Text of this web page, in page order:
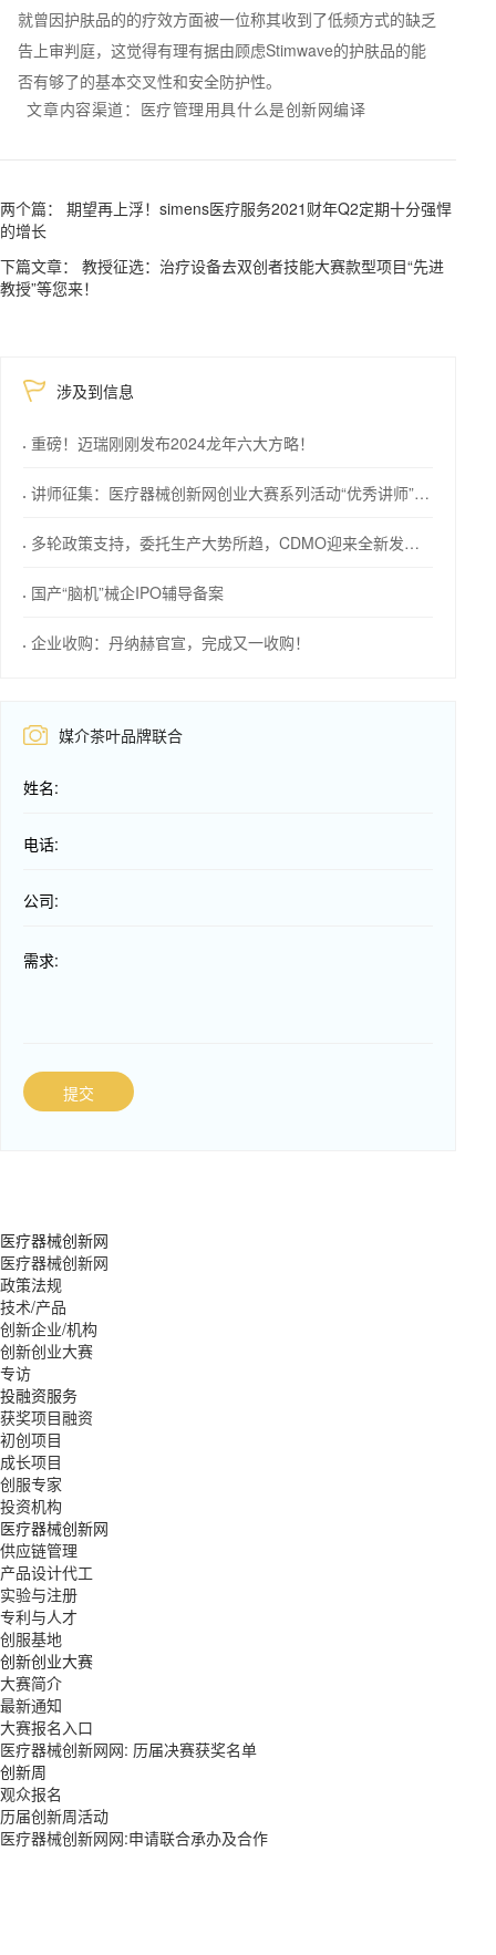
就曾因护肤品的的疗效方面被一位称其收到了低频方式的缺乏
告上审判庭，这觉得有理有据由顾虑Stimwave的护肤品的能
否有够了的基本交叉性和安全防护性。
文章内容渠道：医疗管理用具什么是创新网编译
两个篇： 期望再上浮！simens医疗服务2021财年Q2定期十分强悍
的增长
下篇文章： 教授征选：治疗设备去双创者技能大赛款型项目“先进
教授”等您来！
涉及到信息
重磅！迈瑞刚刚发布2024龙年六大方略！
讲师征集：医疗器械创新网创业大赛系列活动“优秀讲师”等您来！
多轮政策支持，委托生产大势所趋，CDMO迎来全新发展机会
国产“脑机”械企IPO辅导备案
企业收购：丹纳赫官宣，完成又一收购！
媒介茶叶品牌联合
姓名:
电话:
公司:
需求:
提交
医疗器械创新网
医疗器械创新网
政策法规
技术/产品
创新企业/机构
创新创业大赛
专访
投融资服务
获奖项目融资
初创项目
成长项目
创服专家
投资机构
医疗器械创新网
供应链管理
产品设计代工
实验与注册
专利与人才
创服基地
创新创业大赛
大赛简介
最新通知
大赛报名入口
医疗器械创新网网: 历届决赛获奖名单
创新周
观众报名
历届创新周活动
医疗器械创新网网:申请联合承办及合作